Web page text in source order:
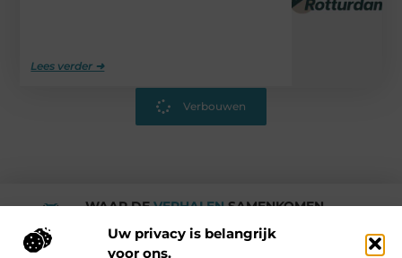
Uw privacy is belangrijk
voor ons.
Lees verder ➜
Verbouwen
WAAR DEVERHALENSAMENKOMEN.